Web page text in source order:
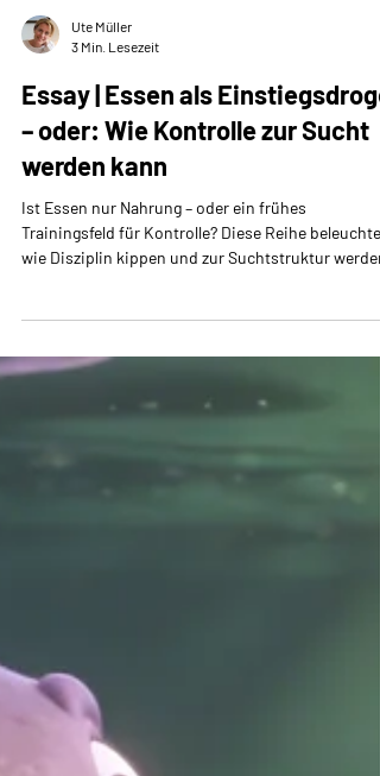
Essay | Essen als Einstiegsdroge
– oder: Wie Kontrolle zur Sucht
werden kann
Ist Essen nur Nahrung – oder ein frühes
Trainingsfeld für Kontrolle? Diese Reihe